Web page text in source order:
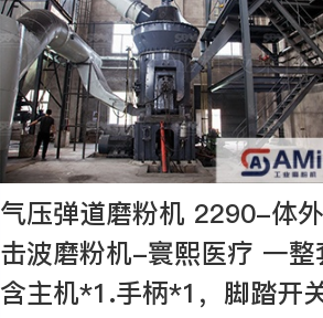
气压弹道磨粉机 2290-体
击波磨粉机-寰熙医疗 一整
含主机*1.手柄*1，脚踏开